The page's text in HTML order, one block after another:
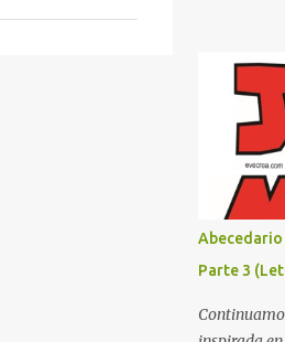
quienes
vez,
aula
de los
diseñado
mensaje
tipografía
reconocido
sección, el
Identidad
bordes
cualquier
secuencia
de Mario, el
Parte 3